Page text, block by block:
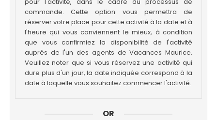
pour l'activité, dans le cadre du processus de
commande. Cette option vous permettra de
réserver votre place pour cette activité à la date et à
l'heure qui vous conviennent le mieux, à condition
que vous confirmiez la disponibilité de l'activité
auprès de l'un des agents de Vacances Maurice.
Veuillez noter que si vous réservez une activité qui
dure plus d'un jour, la date indiquée correspond à la
date à laquelle vous souhaitez commencer l'activité.
OR